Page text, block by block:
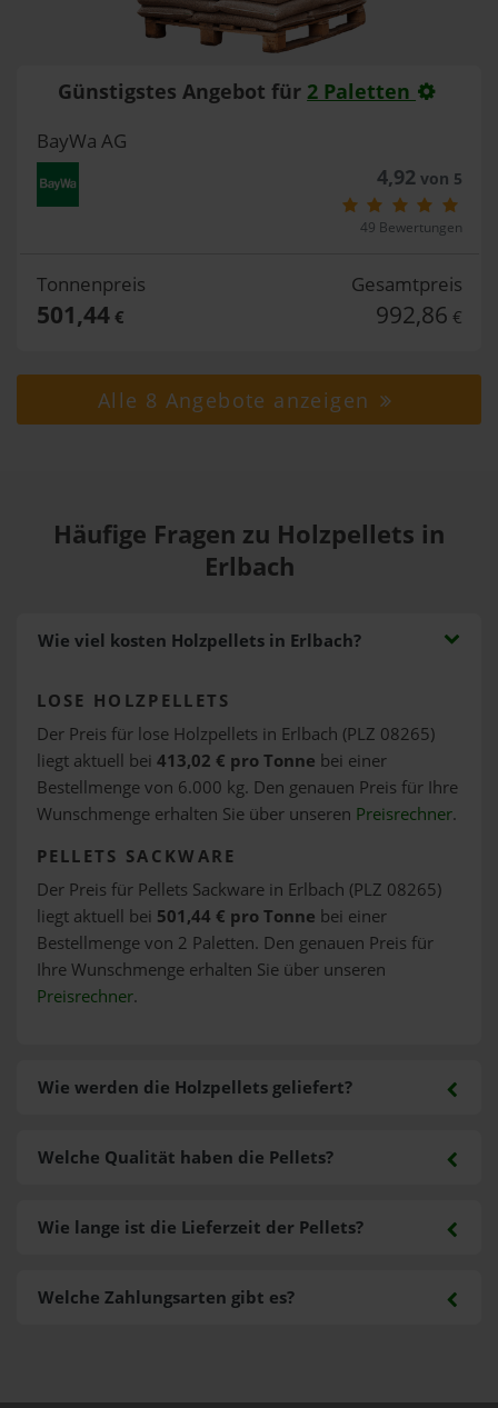
Günstigstes Angebot für 2 Paletten
BayWa AG
4,92von 5
49 Bewertungen
Tonnenpreis
501,44€
Gesamtpreis
992,86 €
Alle 8 Angebote anzeigen
Häufige Fragen zu Holzpellets in
Erlbach
Wie viel kosten Holzpellets in Erlbach?
LOSE HOLZPELLETS
Der Preis für lose Holzpellets in Erlbach (PLZ 08265)
liegt aktuell bei 413,02 € pro Tonne bei einer
Bestellmenge von 6.000 kg. Den genauen Preis für Ihre
Wunschmenge erhalten Sie über unseren Preisrechner.
PELLETS SACKWARE
Der Preis für Pellets Sackware in Erlbach (PLZ 08265)
liegt aktuell bei 501,44 € pro Tonne bei einer
Bestellmenge von 2 Paletten. Den genauen Preis für
Ihre Wunschmenge erhalten Sie über unseren
Preisrechner.
Wie werden die Holzpellets geliefert?
Welche Zahlungsarten gibt es?
Welche Qualität haben die Pellets?
Wie lange ist die Lieferzeit der Pellets?